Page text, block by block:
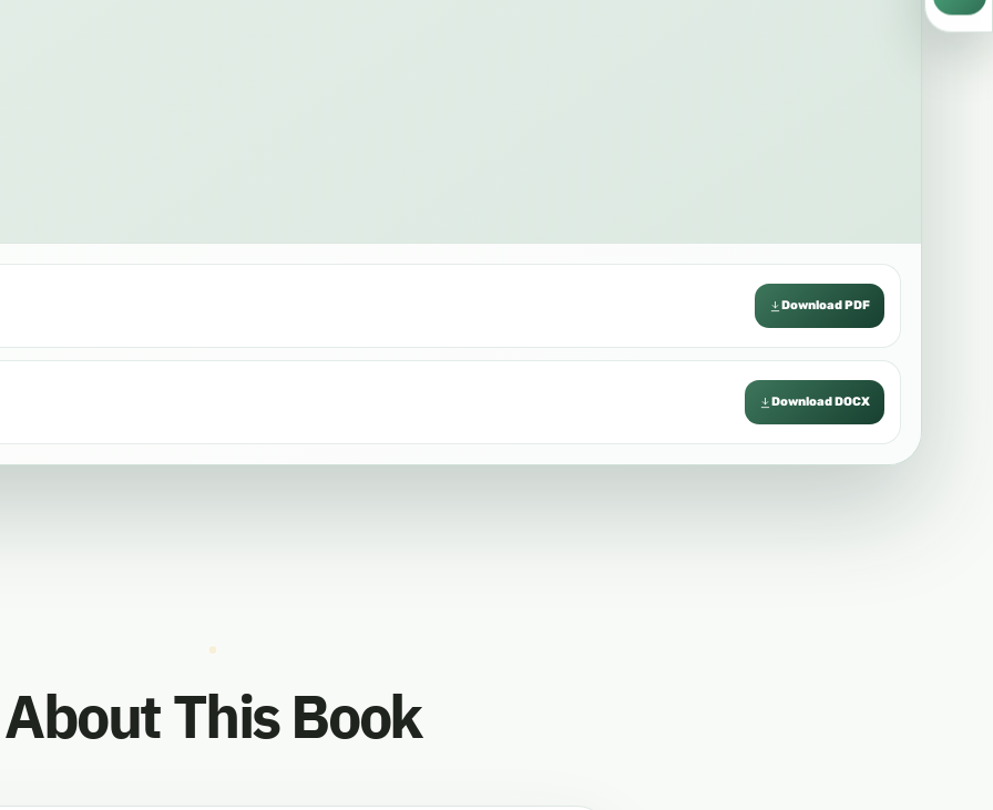
Download PDF
Download DOCX
About This Book